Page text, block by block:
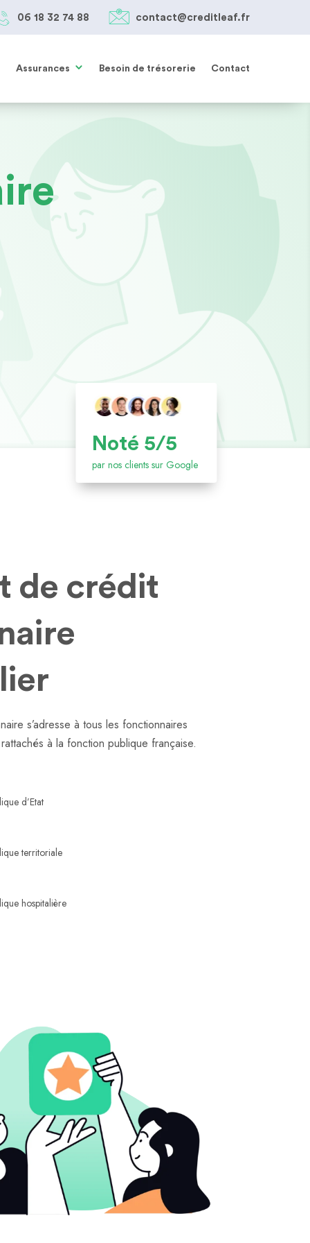
06 18 32 74 88 contact@creditleaf.fr
Assurances Besoin de trésorerie Contact
MON PRÊT
05 61 38 27 85
Noté 5/5
par nos clients sur Google
de crédit
s’adresse à tous les fonctionnaires
à la fonction publique française.
d’Etat
territoriale
hospitalière